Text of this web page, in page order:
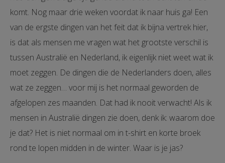
komt. Nog maar drie weken voordat ik naar huis ga! Een
van de ergste dingen van het feit dat ik bijna vertrek hier,
is dat als mensen me vragen wat het grootste verschil is
tussen Australië en Nederland, ik eigenlijk niet weet wat ik
moet zeggen. De dingen die de Nederlanders doen, alles
wat ze zeggen… voor mij is het normaal geworden de
afgelopen zes maanden. Dat had ik nooit verwacht! Als ik
mensen in Australië dingen zie doen, denk ik: waarom doe
je dat? Het is niet normaal om in t-shirt en korte broek
rond te lopen midden in de winter. Waar is je jas?